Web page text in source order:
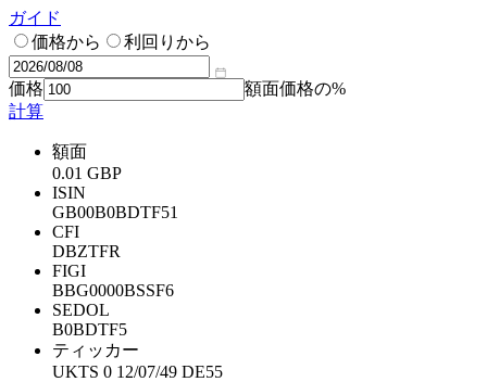
ガイド
価格から
利回りから
価格
額面価格の%
計算
額面
0.01 GBP
ISIN
GB00B0BDTF51
CFI
DBZTFR
FIGI
BBG0000BSSF6
SEDOL
B0BDTF5
ティッカー
UKTS 0 12/07/49 DE55